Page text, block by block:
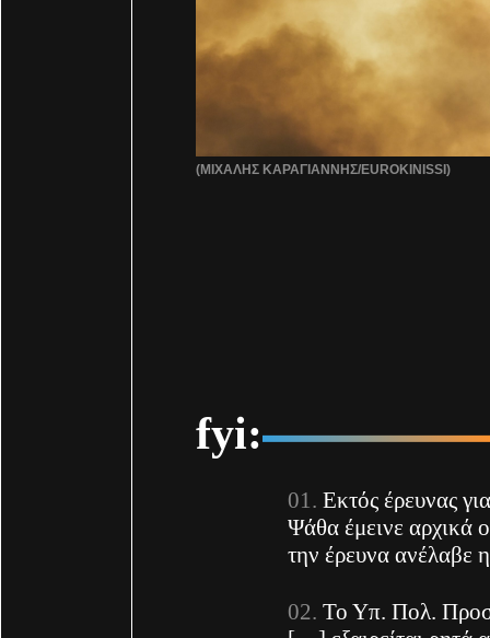
(ΜΙΧΑΛΗΣ ΚΑΡΑΓΙΑΝΝΗΣ/EUROKINISSI)
fyi:
Εκτός έρευνας
Ψάθα έμεινε
την έρευνα
Το Υπ. Πολ.